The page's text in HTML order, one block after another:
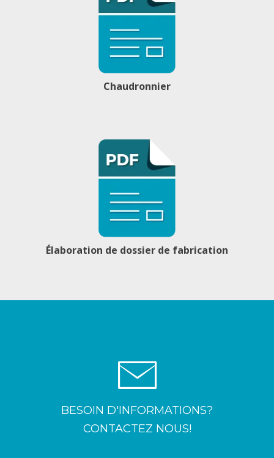
Chaudronnier
Élaboration de dossier de fabrication
BESOIN D'INFORMATIONS?
CONTACTEZ NOUS!